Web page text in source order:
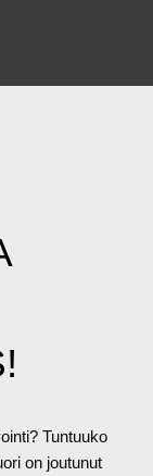
Tuntuuko
on joutunut